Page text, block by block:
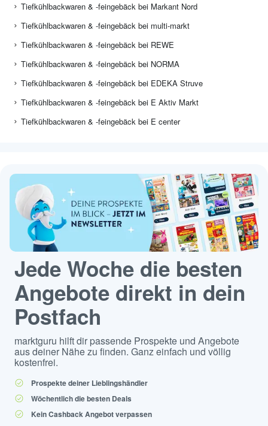
Tiefkühlbackwaren & -feingebäck bei Markant Nord
Tiefkühlbackwaren & -feingebäck bei multi-markt
Tiefkühlbackwaren & -feingebäck bei REWE
Tiefkühlbackwaren & -feingebäck bei NORMA
Tiefkühlbackwaren & -feingebäck bei EDEKA Struve
Tiefkühlbackwaren & -feingebäck bei E Aktiv Markt
Tiefkühlbackwaren & -feingebäck bei E center
Jede Woche die besten
Angebote direkt in dein
Postfach
marktguru hilft dir passende Prospekte und Angebote
aus deiner Nähe zu finden. Ganz einfach und völlig
kostenfrei.
Prospekte deiner Lieblingshändler
Wöchentlich die besten Deals
Kein Cashback Angebot verpassen